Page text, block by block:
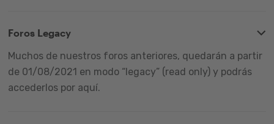
Foros Legacy
Muchos de nuestros foros anteriores, quedarán a partir
de 01/08/2021 en modo “legacy” (read only) y podrás
accederlos por aquí.